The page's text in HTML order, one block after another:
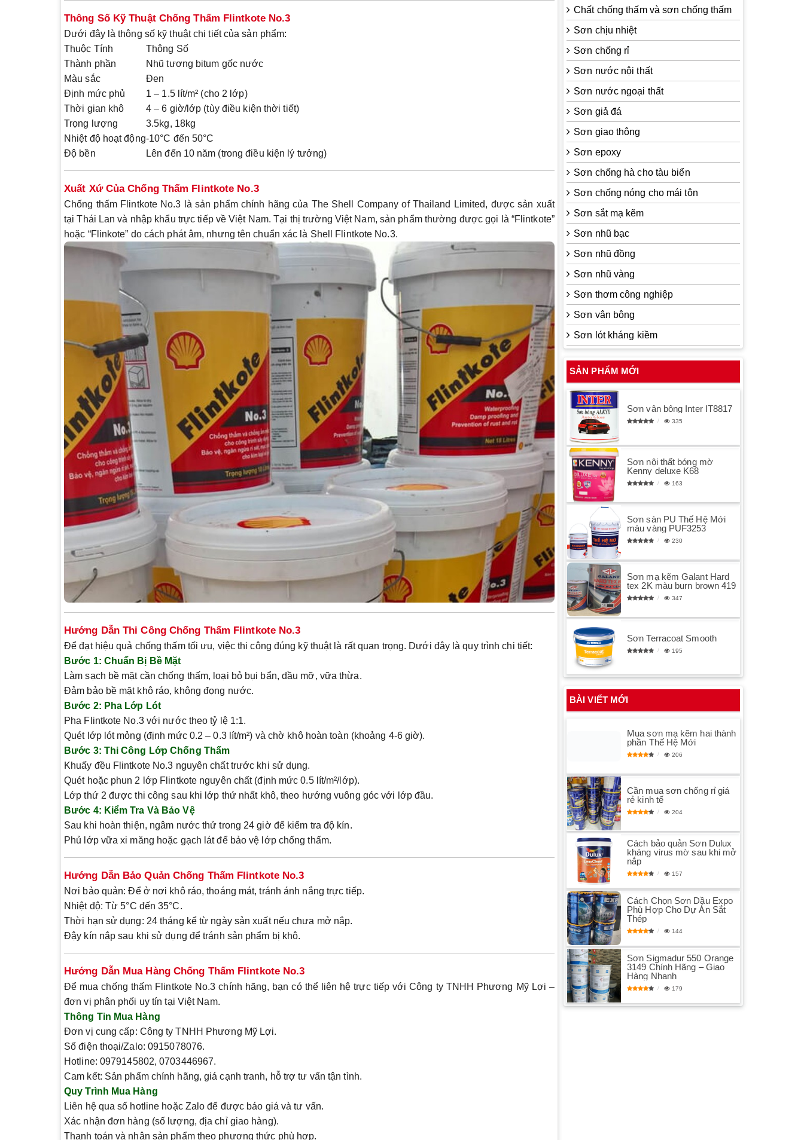
Thông Số Kỹ Thuật Chống Thấm Flintkote No.3
Dưới đây là thông số kỹ thuật chi tiết của sản phẩm:
Thuộc Tính
Thông Số
Thành phần
Nhũ tương bitum gốc nước
Màu sắc
Đen
Định mức phủ
1 – 1.5 lít/m² (cho 2 lớp)
Thời gian khô
4 – 6 giờ/lớp (tùy điều kiện thời tiết)
Trọng lượng
3.5kg, 18kg
Nhiệt độ hoạt động-10°C đến 50°C
Độ bền
Lên đến 10 năm (trong điều kiện lý tưởng)
Xuất Xứ Của Chống Thấm Flintkote No.3
Chống thấm Flintkote No.3 là sản phẩm chính hãng của The Shell Company of Thailand Limited, được sản xuất
tại Thái Lan và nhập khẩu trực tiếp về Việt Nam. Tại thị trường Việt Nam, sản phẩm thường được gọi là “Flintkote”
hoặc “Flinkote” do cách phát âm, nhưng tên chuẩn xác là Shell Flintkote No.3.
Hướng Dẫn Thi Công Chống Thấm Flintkote No.3
Để đạt hiệu quả chống thấm tối ưu, việc thi công đúng kỹ thuật là rất quan trọng. Dưới đây là quy trình chi tiết:
Bước 1: Chuẩn Bị Bề Mặt
Làm sạch bề mặt cần chống thấm, loại bỏ bụi bẩn, dầu mỡ, vữa thừa.
Đảm bảo bề mặt khô ráo, không đọng nước.
Bước 2: Pha Lớp Lót
Pha Flintkote No.3 với nước theo tỷ lệ 1:1.
Quét lớp lót mỏng (định mức 0.2 – 0.3 lít/m²) và chờ khô hoàn toàn (khoảng 4-6 giờ).
Bước 3: Thi Công Lớp Chống Thấm
Khuấy đều Flintkote No.3 nguyên chất trước khi sử dụng.
Quét hoặc phun 2 lớp Flintkote nguyên chất (định mức 0.5 lít/m²/lớp).
Lớp thứ 2 được thi công sau khi lớp thứ nhất khô, theo hướng vuông góc với lớp đầu.
Bước 4: Kiểm Tra Và Bảo Vệ
Sau khi hoàn thiện, ngâm nước thử trong 24 giờ để kiểm tra độ kín.
Phủ lớp vữa xi măng hoặc gạch lát để bảo vệ lớp chống thấm.
Hướng Dẫn Bảo Quản Chống Thấm Flintkote No.3
Nơi bảo quản: Để ở nơi khô ráo, thoáng mát, tránh ánh nắng trực tiếp.
Nhiệt độ: Từ 5°C đến 35°C.
Thời hạn sử dụng: 24 tháng kể từ ngày sản xuất nếu chưa mở nắp.
Đậy kín nắp sau khi sử dụng để tránh sản phẩm bị khô.
Hướng Dẫn Mua Hàng Chống Thấm Flintkote No.3
Để muachống thấm Flintkote No.3 chính hãng, bạn có thể liên hệ trực tiếp vớiCông ty TNHH Phương Mỹ Lợi –
đơn vị phân phối uy tín tại Việt Nam.
Thông Tin Mua Hàng
Đơn vị cung cấp: Công ty TNHH Phương Mỹ Lợi.
Số điện thoại/Zalo: 0915078076.
Hotline: 0979145802, 0703446967.
Cam kết: Sản phẩm chính hãng, giá cạnh tranh, hỗ trợ tư vấn tận tình.
Quy Trình Mua Hàng
Liên hệ qua số hotline hoặc Zalo để được báo giá và tư vấn.
Xác nhận đơn hàng (số lượng, địa chỉ giao hàng).
Thanh toán và nhận sản phẩm theo phương thức phù hợp.
Chất chống thấm và sơn chống thấm
Sơn chịu nhiệt
Sơn chống rỉ
Sơn nước nội thất
Sơn nước ngoại thất
Sơn giả đá
Sơn giao thông
Sơn epoxy
Sơn chống hà cho tàu biển
Sơn chống nóng cho mái tôn
Sơn sắt mạ kẽm
Sơn nhũ bạc
Sơn nhũ đồng
Sơn nhũ vàng
Sơn thơm công nghiệp
Sơn vân bông
Sơn lót kháng kiềm
SẢN PHẨM MỚI
Sơn vân bông Inter IT8817
335
Sơn nội thất bóng mờ
Kenny deluxe K68
163
Sơn sàn PU Thế Hệ Mới
màu vàng PUF3253
230
Sơn mạ kẽm Galant Hard
tex 2K màu burn brown 419
347
Sơn Terracoat Smooth
195
BÀI VIẾT MỚI
Mua sơn mạ kẽm hai thành
phần Thế Hệ Mới
206
Cần mua sơn chống rỉ giá
rẻ kinh tế
204
Cách bảo quản Sơn Dulux
kháng virus mờ sau khi mở
nắp
157
Cách Chọn Sơn Dầu Expo
Phù Hợp Cho Dự Án Sắt
Thép
144
Sơn Sigmadur 550 Orange
3149 Chính Hãng – Giao
Hàng Nhanh
179